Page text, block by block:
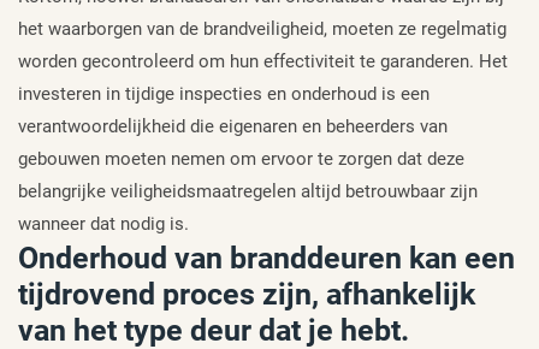
het waarborgen van de brandveiligheid, moeten ze regelmatig
worden gecontroleerd om hun effectiviteit te garanderen. Het
investeren in tijdige inspecties en onderhoud is een
verantwoordelijkheid die eigenaren en beheerders van
gebouwen moeten nemen om ervoor te zorgen dat deze
belangrijke veiligheidsmaatregelen altijd betrouwbaar zijn
wanneer dat nodig is.
Onderhoud van branddeuren kan een
tijdrovend proces zijn, afhankelijk
van het type deur dat je hebt.